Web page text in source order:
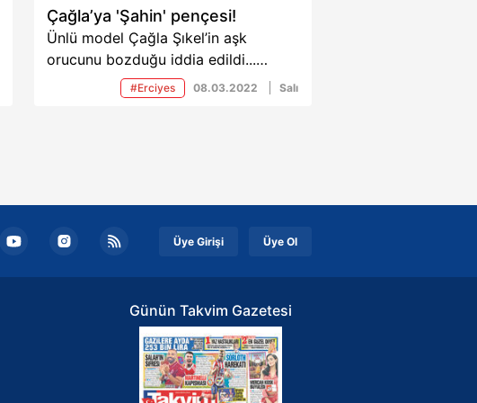
Çağla’ya 'Şahin' pençesi!
Ünlü model Çağla Şıkel’in aşk
orucunu bozduğu iddia edildi...
Dedikodulara göre 43 yaşındaki
Şıkel, bir süredir turizmci Deniz
#Erciyes 08.03.2022 Salı
Üye Girişi Üye Ol
Günün Takvim Gazetesi